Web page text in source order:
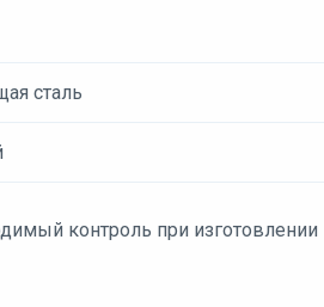
сталь
контроль при изготовлении